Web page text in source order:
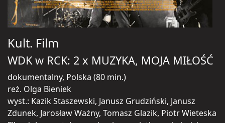
Kult. Film
WDK w RCK: 2 x MUZYKA, MOJA MIŁOŚĆ
dokumentalny, Polska (80 min.)
reż. Olga Bieniek
wyst.: Kazik Staszewski, Janusz Grudziński, Janusz
Zdunek, Jarosław Ważny, Tomasz Glazik, Piotr Wieteska